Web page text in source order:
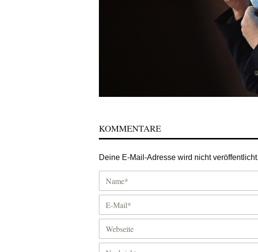
KOMMENTARE
Deine E-Mail-Adresse wird nicht veröffentlicht.